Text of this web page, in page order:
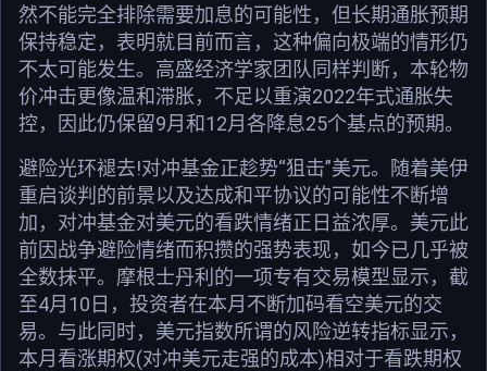
然不能完全排除需要加息的可能性，但长期通胀预期
保持稳定，表明就目前而言，这种偏向极端的情形仍
不太可能发生。高盛经济学家团队同样判断，本轮物
价冲击更像温和滞胀，不足以重演2022年式通胀失
控，因此仍保留9月和12月各降息25个基点的预期。
避险光环褪去!对冲基金正趁势“狙击”美元。随着美伊
重启谈判的前景以及达成和平协议的可能性不断增
加，对冲基金对美元的看跌情绪正日益浓厚。美元此
前因战争避险情绪而积攒的强势表现，如今已几乎被
全数抹平。摩根士丹利的一项专有交易模型显示，截
至4月10日，投资者在本月不断加码看空美元的交
易。与此同时，美元指数所谓的风险逆转指标显示，
本月看涨期权(对冲美元走强的成本)相对于看跌期权